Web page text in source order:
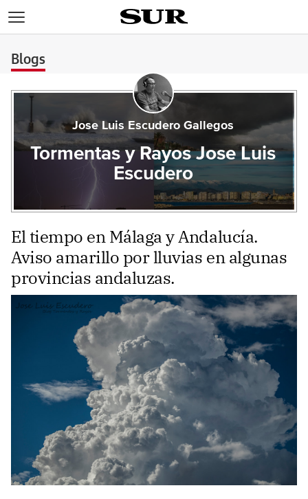
Blogs
Jose Luis Escudero Gallegos
Tormentas y Rayos Jose Luis
Escudero
El tiempo en Málaga y Andalucía.
Aviso amarillo por lluvias en algunas
provincias andaluzas.